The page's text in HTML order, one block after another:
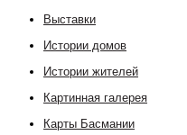
Выставки
Истории домов
Истории жителей
Картинная галерея
Карты Басмании